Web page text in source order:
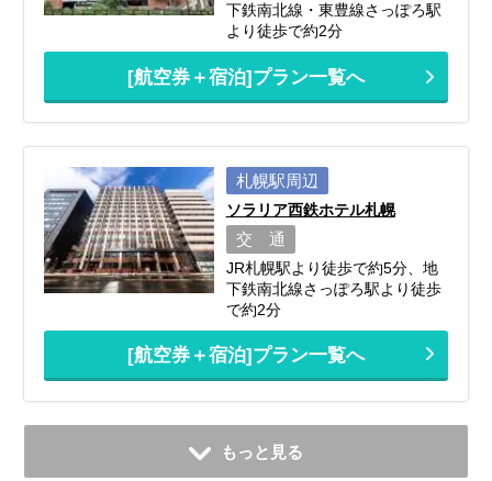
下鉄南北線・東豊線さっぽろ駅
より徒歩で約2分
[航空券＋宿泊]プラン一覧へ
札幌駅周辺
ソラリア西鉄ホテル札幌
交 通
JR札幌駅より徒歩で約5分、地
下鉄南北線さっぽろ駅より徒歩
で約2分
[航空券＋宿泊]プラン一覧へ
もっと見る